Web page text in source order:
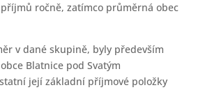
ročně, zatímco průměrná obec
v dané skupině, byly především
Blatnice pod Svatým
její základní příjmové položky